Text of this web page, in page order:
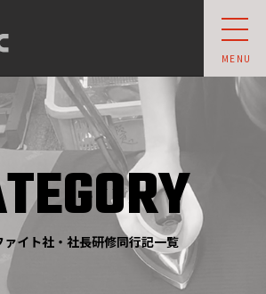
veit owner's club
MENU
ァイト社・社長研修同行記一覧